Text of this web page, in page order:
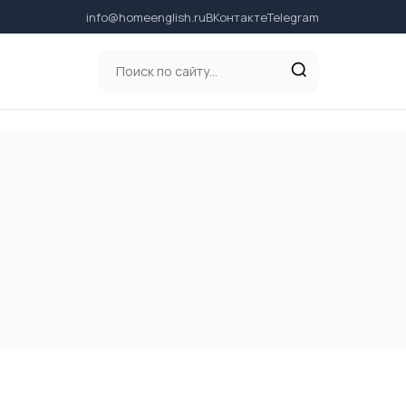
info@homeenglish.ruВКонтактеTelegram